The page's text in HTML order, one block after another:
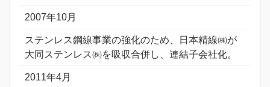
2007年10月
ステンレス鋼線事業の強化のため、日本精線㈱が
大同ステンレス㈱を吸収合併し、連結子会社化。
2011年4月